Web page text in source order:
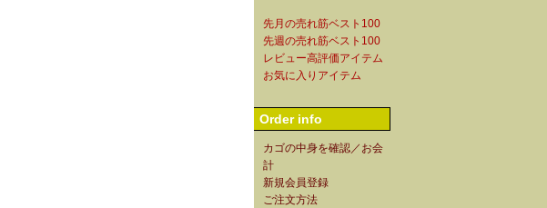
先月の売れ筋ベスト100
先週の売れ筋ベスト100
レビュー高評価アイテム
お気に入りアイテム
Order info
カゴの中身を確認／お会
計
新規会員登録
ご注文方法